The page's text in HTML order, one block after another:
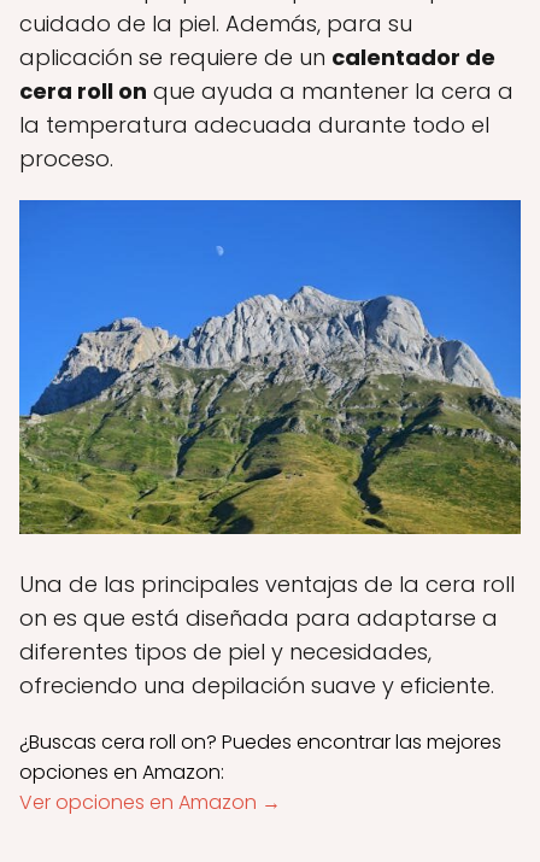
cuidado de la piel. Además, para su
aplicación se requiere de un calentador de
cera roll on que ayuda a mantener la cera a
la temperatura adecuada durante todo el
proceso.
Una de las principales ventajas de la cera roll
on es que está diseñada para adaptarse a
diferentes tipos de piel y necesidades,
ofreciendo una depilación suave y eficiente.
¿Buscas cera roll on? Puedes encontrar las mejores
opciones en Amazon:
Ver opciones en Amazon →